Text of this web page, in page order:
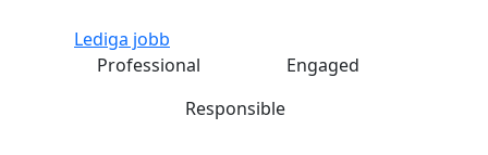
Lediga jobb
Professional
Engaged
Responsible